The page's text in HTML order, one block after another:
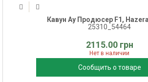
Кавун Ау Продюсер F1,
25310_54464
2115.00 грн
Нет в наличии
Сообщить о товаре